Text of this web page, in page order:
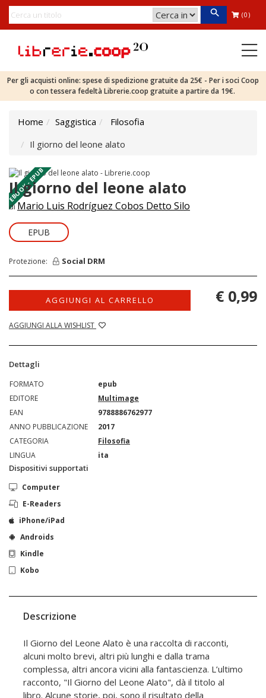
(0)
Per gli acquisti online: spese di spedizione gratuite da 25€ - Per i soci Coop
o con tessera fedeltà Librerie.coop gratuite a partire da 19€.
Home Saggistica
Filosofia
Il giorno del leone alato
EBOOK - EPUB
Il giorno del leone alato
diMario Luis Rodríguez Cobos Detto Silo
EPUB
Protezione: Social DRM
AGGIUNGI AL CARRELLO
AGGIUNGI ALLA WISHLIST
€ 0,99
Dettagli
FORMATO
epub
EDITORE
Multimage
EAN
9788886762977
ANNO PUBBLICAZIONE
2017
CATEGORIA
Filosofia
LINGUA
ita
Dispositivi supportati
Computer
E-Readers
iPhone/iPad
Androids
Kindle
Kobo
Descrizione
Il Giorno del Leone Alato è una raccolta di racconti,
alcuni molto brevi, altri più lunghi e dalla trama
complessa, altri ancora vicini alla fantascienza. L’ultimo
racconto, "Il Giorno del Leone Alato", dà il titolo al
libro. Alcune storie, poi, sono il risultato della